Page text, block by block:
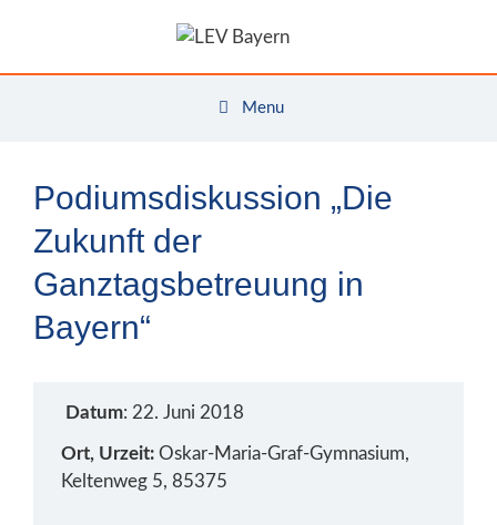
Menu
Podiumsdiskussion „Die
Zukunft der
Ganztagsbetreuung in
Bayern“
Datum: 22. Juni 2018
Ort, Urzeit: Oskar-Maria-Graf-Gymnasium,
Keltenweg 5, 85375